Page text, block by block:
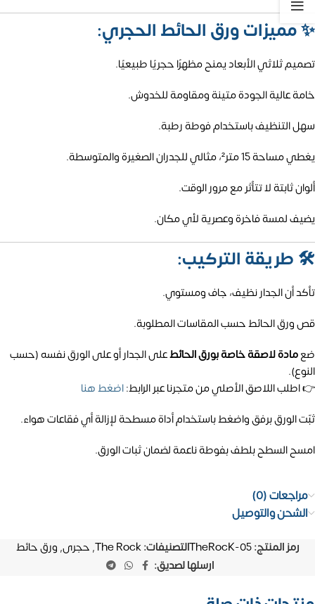
✨مميزات ورق الحائط الحجري:
تصميم ثلاثي الأبعاد يمنح مظهرًا حجريًا طبيعيًا.
خامة عالية الجودة متينة ومقاومة للخدوش.
سهل التنظيف باستخدام فوطة رطبة.
يغطي مساحة 15 متر²، مثالي للجدران الصغيرة والمتوسطة.
ألوان ثابتة لا تتأثر مع مرور الوقت.
يضيف لمسة فاخرة وعصرية لأي مكان.
🛠️ طريقة التركيب:
تأكد أن الجدار نظيف، جاف ومستوي.
قص ورق الحائط حسب المقاسات المطلوبة.
ضعمادة لاصقة خاصة بورق الحائطعلى الجدار أو على الورق نفسه (حسب
النوع).
👉 اطلب اللاصق الأصلي من متجرنا عبر الرابط:اضغط هنا
ثبّت الورق برفق واضغط باستخدام أداة مسطحة لإزالة أي فقاعات هواء.
امسح السطح بلطف بفوطة ناعمة لضمان ثبات الورق.
مراجعات (0)
الشحن والتوصيل
رمز المنتج:TheRocK-05التصنيفات:The Rock
, حجرى, ورق حائط
ارسلها لصديق: